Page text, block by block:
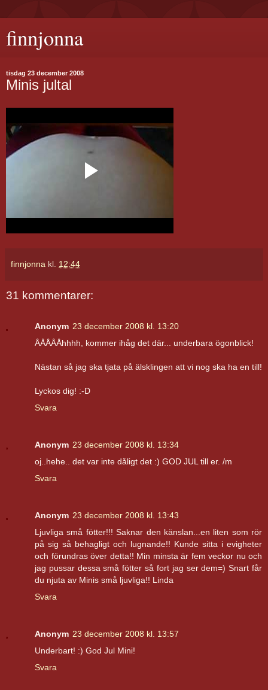
finnjonna
tisdag 23 december 2008
Minis jultal
finnjonna kl. 12:44
31 kommentarer:
Anonym 23 december 2008 kl. 13:20
ÅÅÅÅÅhhhh, kommer ihåg det där... underbara ögonblick!
Nästan så jag ska tjata på älsklingen att vi nog ska ha en till!
Lyckos dig! :-D
Svara
Anonym 23 december 2008 kl. 13:34
oj..hehe.. det var inte dåligt det :) GOD JUL till er. /m
Svara
Anonym 23 december 2008 kl. 13:43
Ljuvliga små fötter!!! Saknar den känslan...en liten som rör
på sig så behagligt och lugnande!! Kunde sitta i evigheter
och förundras över detta!! Min minsta är fem veckor nu och
jag pussar dessa små fötter så fort jag ser dem=) Snart får
du njuta av Minis små ljuvliga!! Linda
Svara
Anonym 23 december 2008 kl. 13:57
Underbart! :) God Jul Mini!
Svara